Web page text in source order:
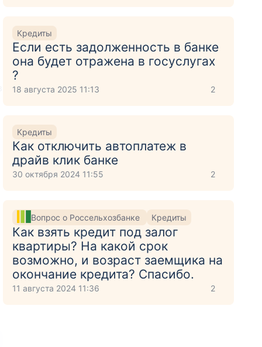
Кредиты
Если есть задолженность в банке
она будет отражена в госуслугах
?
18 августа 2025 11:13 2
Кредиты
Как отключить автоплатеж в
драйв клик банке
30 октября 2024 11:55 2
Вопрос о Россельхозбанке Кредиты
Как взять кредит под залог
квартиры? На какой срок
возможно, и возраст заемщика на
окончание кредита? Спасибо.
11 августа 2024 11:36 2